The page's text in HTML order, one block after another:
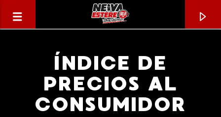
ÍNDICE DE
PRECIOS AL
CONSUMIDOR